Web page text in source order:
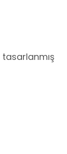
tasarlanmış